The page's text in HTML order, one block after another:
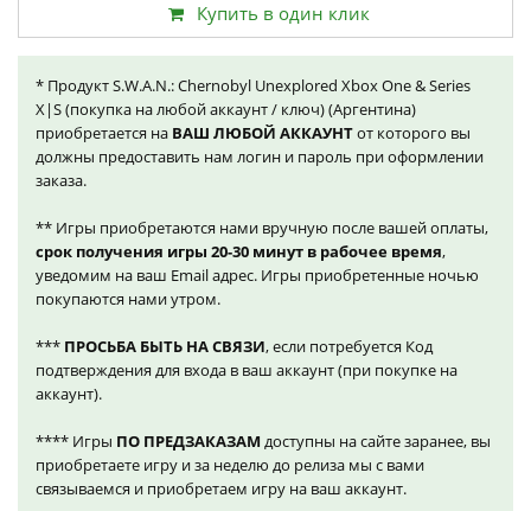
Купить в один клик
* Продукт S.W.A.N.: Chernobyl Unexplored Xbox One & Series
X|S (покупка на любой аккаунт / ключ) (Аргентина)
приобретается на ВАШ ЛЮБОЙ АККАУНТот которого вы
должны предоставить нам логин и пароль при оформлении
заказа.
** Игры приобретаются нами вручную после вашей оплаты,
срок получения игры 20-30 минут в рабочее время,
уведомим на ваш Email адрес. Игры приобретенные ночью
покупаются нами утром.
*** ПРОСЬБА БЫТЬ НА СВЯЗИ, если потребуется Код
подтверждения для входа в ваш аккаунт (при покупке на
аккаунт).
**** Игры ПО ПРЕДЗАКАЗАМ доступны на сайте заранее, вы
приобретаете игру и за неделю до релиза мы с вами
связываемся и приобретаем игру на ваш аккаунт.